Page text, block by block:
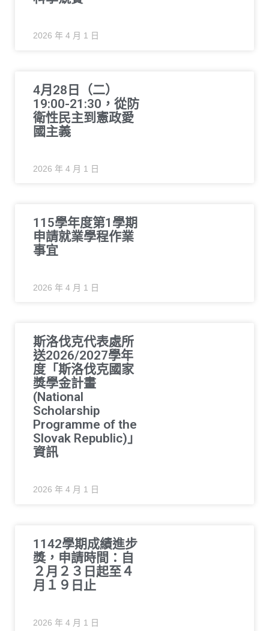
2026 年 4 月 1 日
4月28日（二）
19:00-21:30，從防
衛性民主到憲政愛
國主義
2026 年 4 月 1 日
115學年度第1學期
申請就業學程作業
事宜
2026 年 4 月 1 日
斯洛伐克代表處所
送2026/2027學年
度「斯洛伐克國家
獎學金計畫
(National
Scholarship
Programme of the
Slovak Republic)」
資訊
2026 年 4 月 1 日
1142學期成績進步
獎，申請時間：自
２月２３日起至４
月１９日止
2026 年 4 月 1 日